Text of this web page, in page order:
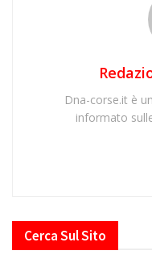
Dna-corse.it è
informato
Cerca Sul Sito